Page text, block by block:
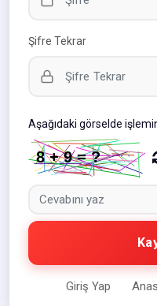
Şifre Tekrar
Aşağıdaki görselde
Giriş Yap